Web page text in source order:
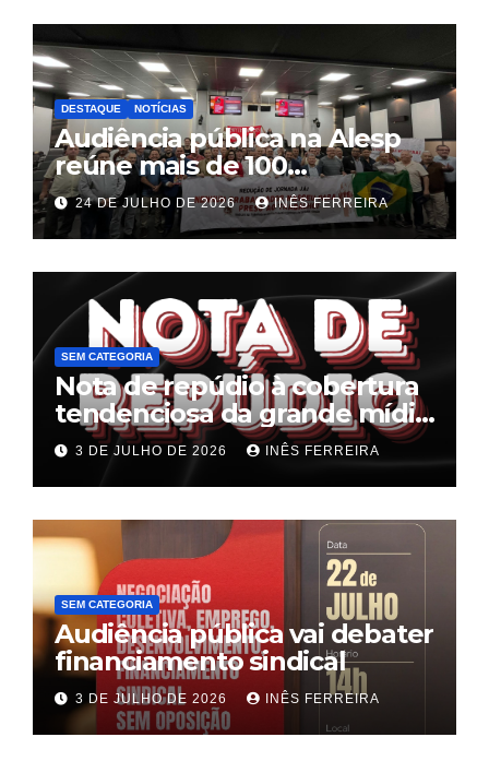
DESTAQUE NOTÍCIAS
Audiência pública na Alesp
reúne mais de 100
trabalhadores e define pauta
unificada para a hotelaria e
gastronomia
24 DE JULHO DE 2026 INÊS FERREIRA
SEM CATEGORIA
Nota de repúdio à cobertura
tendenciosa da grande mídia
sobre o fim da escala 6×1
3 DE JULHO DE 2026 INÊS FERREIRA
SEM CATEGORIA
Audiência pública vai debater
financiamento sindical
3 DE JULHO DE 2026 INÊS FERREIRA